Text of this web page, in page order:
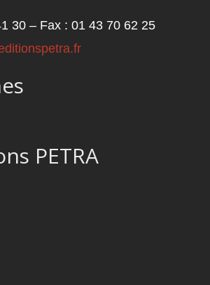
30 – Fax : 01 43 70 62 25
PETRA